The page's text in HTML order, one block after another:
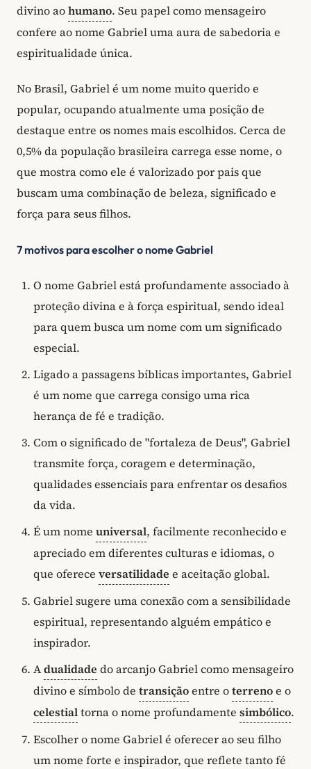
divino aohumano. Seu papel como mensageiro
confere ao nome Gabriel uma aura de sabedoria e
espiritualidade única.
No Brasil, Gabriel é um nome muito querido e
popular, ocupando atualmente uma posição de
destaque entre os nomes mais escolhidos. Cerca de
0,5% da população brasileira carrega esse nome, o
que mostra como ele é valorizado por pais que
buscam uma combinação de beleza, significado e
força para seus filhos.
7 motivos para escolher o nome Gabriel
O nome Gabriel está profundamente associado à
proteção divina e à força espiritual, sendo ideal
para quem busca um nome com um significado
especial.
Ligado a passagens bíblicas importantes, Gabriel
é um nome que carrega consigo uma rica
herança de fé e tradição.
Com o significado de "fortaleza de Deus", Gabriel
transmite força, coragem e determinação,
qualidades essenciais para enfrentar os desafios
da vida.
É um nome universal, facilmente reconhecido e
apreciado em diferentes culturas e idiomas, o
que oferece versatilidade e aceitação global.
Gabriel sugere uma conexão com a sensibilidade
espiritual, representando alguém empático e
inspirador.
Adualidade do arcanjo Gabriel como mensageiro
divino e símbolo de transiçãoentre oterrenoe o
celestialtorna o nome profundamente simbólico.
Escolher o nome Gabriel é oferecer ao seu filho
um nome forte e inspirador, que reflete tanto fé